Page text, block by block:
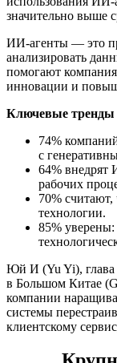
значительно выше
ИИ-агенты — это
анализировать
помогают
инновации и
Ключевые тренды
74%
с
64% внедрят
рабочих
70%
технологии.
85% уверены:
Юй И (Yu Yi), глава
в Большом Китае
компании
системы
клиентскому